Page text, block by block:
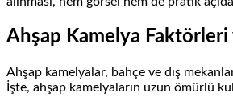
Ahşap Kamelya Faktörleri
Ahşap kamelyalar, bahçe ve dış
İşte, ahşap kamelyaların uzun ömürlü